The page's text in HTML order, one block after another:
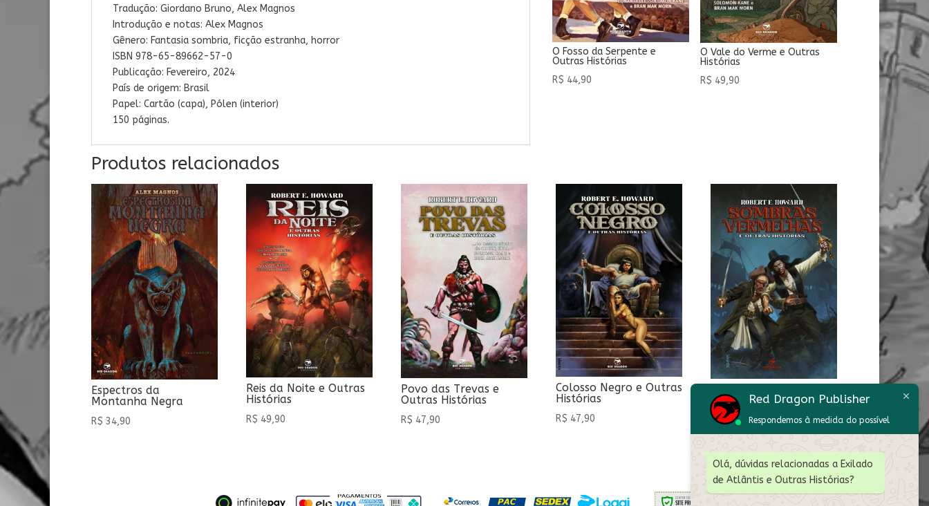
Tradução: Giordano Bruno, Alex Magnos
Introdução e notas: Alex Magnos
Gênero: Fantasia sombria, ficção estranha, horror
ISBN 978-65-89662-57-0
Publicação: Fevereiro, 2024
País de origem: Brasil
Papel: Cartão (capa), Pólen (interior)
150 páginas.
O Fosso da Serpente e
Outras Histórias
R$ 44,90
O Vale do Verme e Outras
Histórias
R$ 49,90
Produtos relacionados
Espectros da
Montanha Negra
R$ 34,90
Reis da Noite e Outras
Histórias
R$ 49,90
Povo das Trevas e
Outras Histórias
R$ 47,90
Colosso Negro e Outras
Histórias
R$ 47,90
Outras Histórias
R$49,90
Red Dragon Publisher
Respondemos à medida do possível
Olá, dúvidas relacionadas a Exilado
de Atlântis e Outras Histórias?